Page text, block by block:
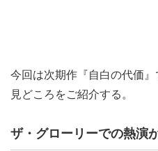
今回は次期作『自白の代価』
見どころをご紹介する。
ザ・グローリーでの熱演